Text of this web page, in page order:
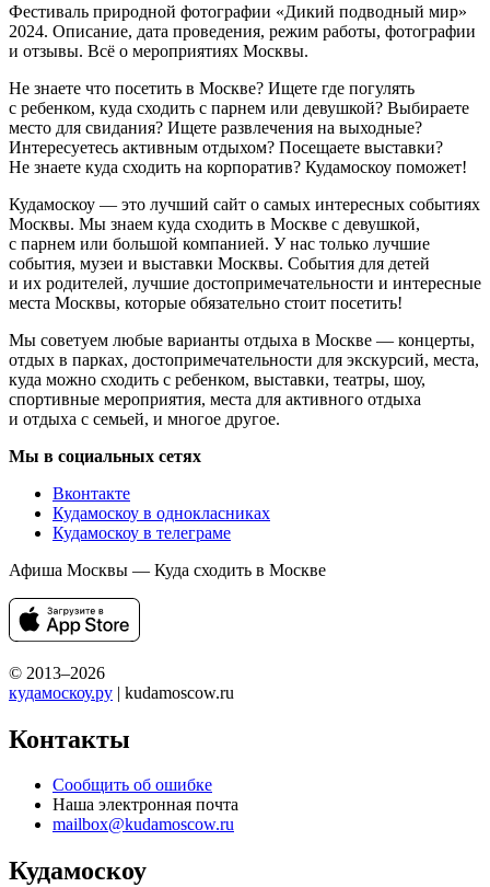
Фестиваль природной фотографии «Дикий подводный мир»
2024. Описание, дата проведения, режим работы, фотографии
и отзывы. Всё о мероприятиях Москвы.
Не знаете что посетить в Москве? Ищете где погулять
с ребенком, куда сходить с парнем или девушкой? Выбираете
место для свидания? Ищете развлечения на выходные?
Интересуетесь активным отдыхом? Посещаете выставки?
Не знаете куда сходить на корпоратив? Кудамоскоу поможет!
Кудамоскоу — это лучший сайт о самых интересных событиях
Москвы. Мы знаем куда сходить в Москве с девушкой,
с парнем или большой компанией. У нас только лучшие
события, музеи и выставки Москвы. События для детей
и их родителей, лучшие достопримечательности и интересные
места Москвы, которые обязательно стоит посетить!
Мы советуем любые варианты отдыха в Москве — концерты,
отдых в парках, достопримечательности для экскурсий, места,
куда можно сходить с ребенком, выставки, театры, шоу,
спортивные мероприятия, места для активного отдыха
и отдыха с семьей, и многое другое.
Мы в социальных сетях
Вконтакте
Кудамоскоу в однокласниках
Кудамоскоу в телеграме
Афиша Москвы — Куда сходить в Москве
© 2013–2026
кудамоскоу.ру | kudamoscow.ru
Контакты
Сообщить об ошибке
Наша электронная почта
mailbox@kudamoscow.ru
Кудамоскоу